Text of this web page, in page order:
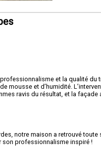
et la qualité
mousse et d’humidité.
ravis du résultat, et la
notre maison a retrouvé
son professionnalisme inspiré !